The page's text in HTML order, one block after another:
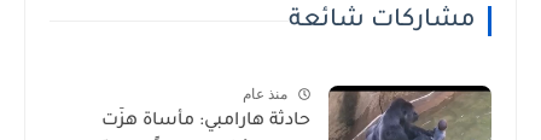
مشاركات شائعة
منذ عام
حادثة هارامبي: مأساة هزّت